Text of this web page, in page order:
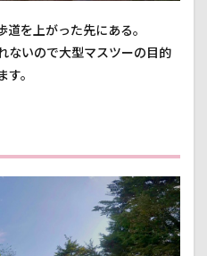
を上がった先にある。
ないので大型マスツーの目的
。